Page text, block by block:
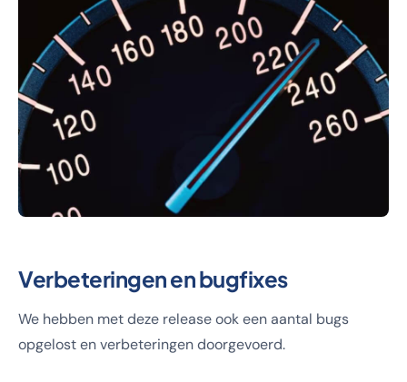
Verbeteringen en bugfixes
We hebben met deze release ook een aantal bugs
opgelost en verbeteringen doorgevoerd.